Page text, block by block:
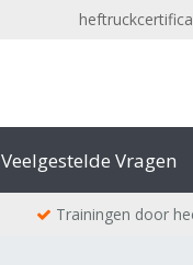
Veelgestelde Vragen
Trainingen door